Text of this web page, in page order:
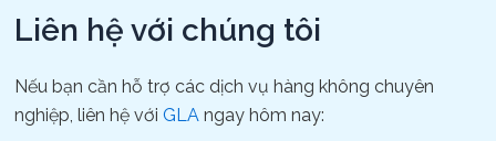
Liên hệ với chúng tôi
Nếu bạn cần hỗ trợ các dịch vụ hàng không chuyên
nghiệp, liên hệ với GLA ngay hôm nay: